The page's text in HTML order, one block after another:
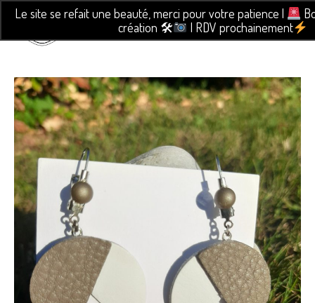
Le site se refait une beauté, merci pour votre patience |
création 🛠
| RDV prochainement